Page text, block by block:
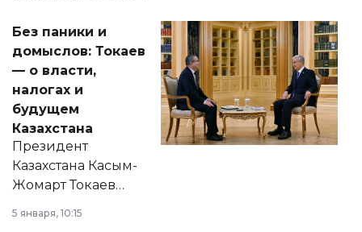
Без паники и
домыслов: Токаев
— о власти,
налогах и
будущем
Казахстана
Президент
Казахстана Касым-
Жомарт Токаев
сразу несколько
5 января, 10:15